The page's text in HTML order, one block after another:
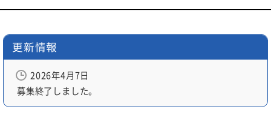
ブ
ニ
へ
更新情報
2026年4月7日
募集終了しました。